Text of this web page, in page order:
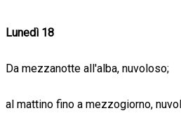
Lunedì 18
Da mezzanotte all'alba, nuvoloso;
al mattino fino a mezzogiorno,